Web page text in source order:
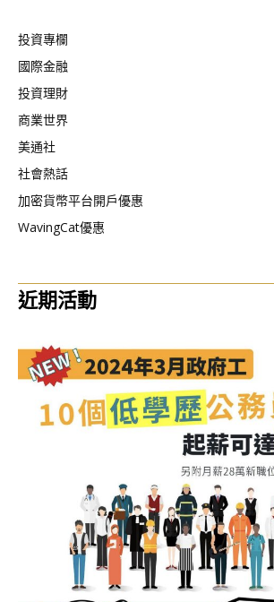
投資專欄
國際金融
投資理財
商業世界
美通社
社會熱話
加密貨幣平台開戶優惠
WavingCat優惠
近期活動